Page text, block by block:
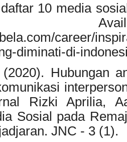
10 media
career/
diminati-di-
Hubungan
Rizki Aprilia,
Sosial pada
JNC - 3 (1).